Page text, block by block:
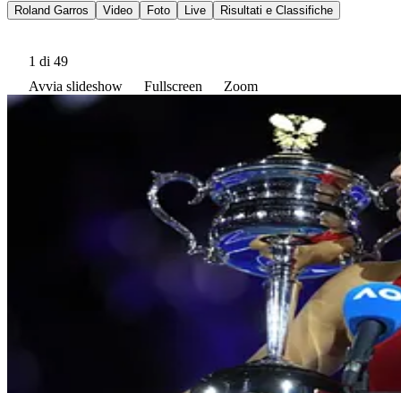
Roland Garros Video Foto Live Risultati e Classifiche
1 di 49
Avvia slideshow
Fullscreen Zoom